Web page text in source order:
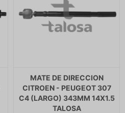
MATE DE DIRECCION
CITROEN - PEUGEOT 307
C4 (LARGO) 343MM 14X1.5
TALOSA